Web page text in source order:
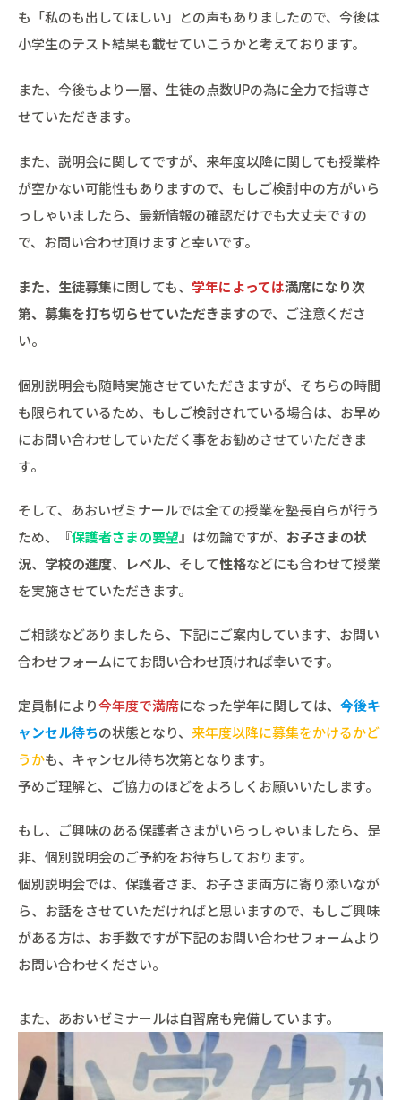
も「私のも出してほしい」との声もありましたので、今後は
小学生のテスト結果も載せていこうかと考えております。
また、今後もより一層、生徒の点数UPの為に全力で指導さ
せていただきます。
また、説明会に関してですが、来年度以降に関しても授業枠
が空かない可能性もありますので、もしご検討中の方がいら
っしゃいましたら、最新情報の確認だけでも大丈夫ですの
で、お問い合わせ頂けますと幸いです。
また、生徒募集に関しても、 学年によっては満席になり次
第、募集を打ち切らせていただきますので、ご注意くださ
い。
個別説明会も随時実施させていただきますが、そちらの時間
も限られているため、もしご検討されている場合は、お早め
にお問い合わせしていただく事をお勧めさせていただきま
す。
そして、あおいゼミナールでは全ての授業を塾長自らが行う
ため、『保護者さまの要望』は勿論ですが、 お子さまの状
況、 学校の進度、 レベル、そして性格などにも合わせて授業
を実施させていただきます。
ご相談などありましたら、下記にご案内しています、お問い
合わせフォームにてお問い合わせ頂ければ幸いです。
定員制により今年度で満席になった学年に関しては、 今後キ
ャンセル待ちの状態となり、 来年度以降に募集をかけるかど
うかも、キャンセル待ち次第となります。
予めご理解と、ご協力のほどをよろしくお願いいたします。
もし、ご興味のある保護者さまがいらっしゃいましたら、是
非、個別説明会のご予約をお待ちしております。
個別説明会では、保護者さま、お子さま両方に寄り添いなが
ら、お話をさせていただければと思いますので、もしご興味
がある方は、お手数ですが下記のお問い合わせフォームより
お問い合わせください。
また、あおいゼミナールは自習席も完備しています。